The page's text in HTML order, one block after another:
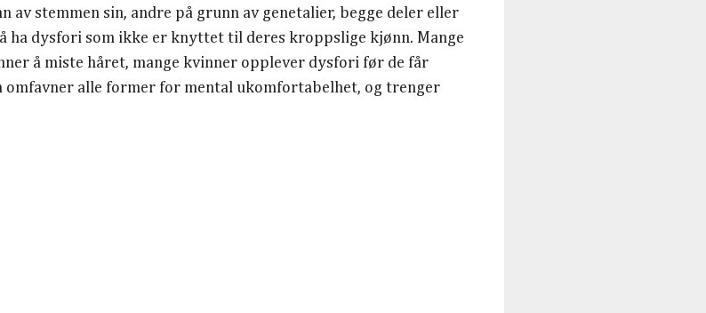
av stemmen sin, andre på grunn av genetalier, begge deler eller
ha dysfori som ikke er knyttet til deres kroppslige kjønn. Mange
å miste håret, mange kvinner opplever dysfori før de får
omfavner alle former for mental ukomfortabelhet, og trenger